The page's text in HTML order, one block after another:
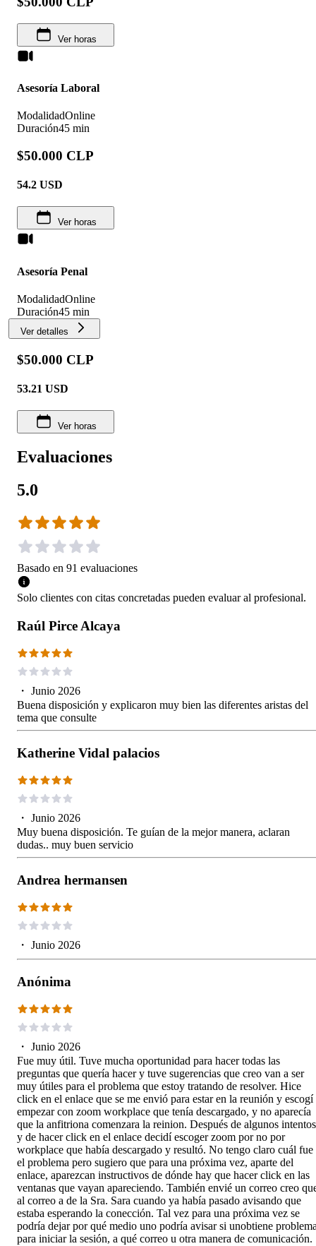
Ver horas
Asesoría Laboral
ModalidadOnline
Duración45 min
$50.000 CLP
54.2 USD
Ver horas
Asesoría Penal
ModalidadOnline
Duración45 min
Ver detalles
$50.000 CLP
53.21 USD
Ver horas
Evaluaciones
5.0
Basado en 91 evaluaciones
Solo clientes con citas concretadas pueden evaluar al profesional.
Raúl Pirce Alcaya
・ Junio 2026
Buena disposición y explicaron muy bien las diferentes aristas del
tema que consulte
Katherine Vidal palacios
・ Junio 2026
Muy buena disposición. Te guían de la mejor manera, aclaran
dudas.. muy buen servicio
Andrea hermansen
・ Junio 2026
Anónima
・ Junio 2026
Fue muy útil. Tuve mucha oportunidad para hacer todas las
preguntas que quería hacer y tuve sugerencias que creo van a ser
muy útiles para el problema que estoy tratando de resolver. Hice
click en el enlace que se me envió para estar en la reunión y escogí
empezar con zoom workplace que tenía descargado, y no aparecía
que la anfitriona comenzara la reinion. Después de algunos intentos
y de hacer click en el enlace decidí escoger zoom por no por
workplace que había descargado y resultó. No tengo claro cuál fue
el problema pero sugiero que para una próxima vez, aparte del
enlace, aparezcan instructivos de dónde hay que hacer click en las
ventanas que vayan apareciendo. También envié un correo creo
al correo a de la Sra. Sara cuando ya había pasado avisando que
estaba esperando la conección. Tal vez para una próxima vez se
podría dejar por qué medio uno podría avisar si unobtiene
para iniciar la sesión, a qué correo u otra manera de comunicación.